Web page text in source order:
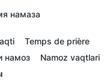
намаза
Temps de prière
намоз
Namoz vaqtlari